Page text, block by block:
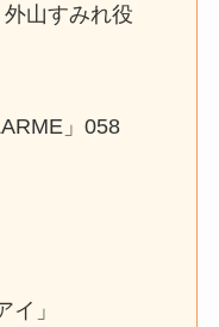
山すみれ役
」058
」